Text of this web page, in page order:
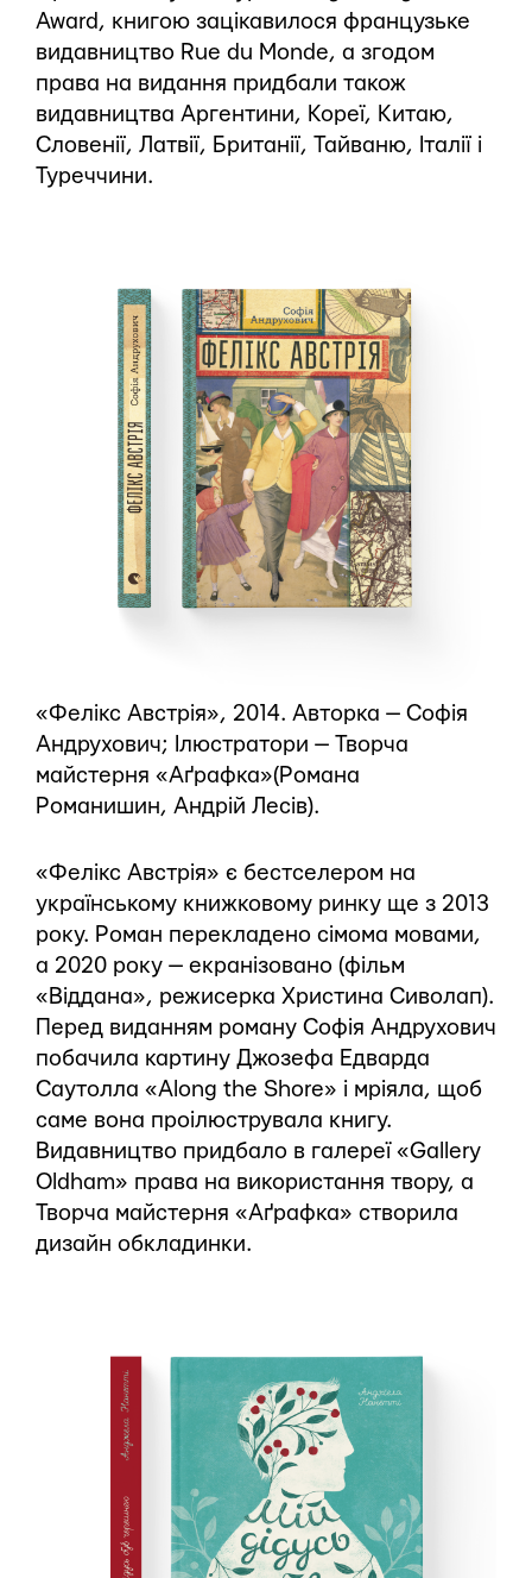
Award, книгою зацікавилося французьке
видавництво Rue du Monde, а згодом
права на видання придбали також
видавництва Аргентини, Кореї, Китаю,
Словенії, Латвії, Британії, Тайваню, Італії і
Туреччини.
«Фелікс Австрія», 2014. Авторка — Софія
Андрухович; Ілюстратори — Творча
майстерня «Аґрафка»(Романа
Романишин, Андрій Лесів).
«Фелікс Австрія» є бестселером на
українському книжковому ринку ще з 2013
року. Роман перекладено сімома мовами,
а 2020 року — екранізовано (фільм
«Віддана», режисерка Христина Сиволап).
Перед виданням роману Софія Андрухович
побачила картину Джозефа Едварда
Саутолла «Along the Shore» і мріяла, щоб
саме вона проілюструвала книгу.
Видавництво придбало в галереї «Gallery
Oldham» права на використання твору, а
Творча майстерня «Аґрафка» створила
дизайн обкладинки.